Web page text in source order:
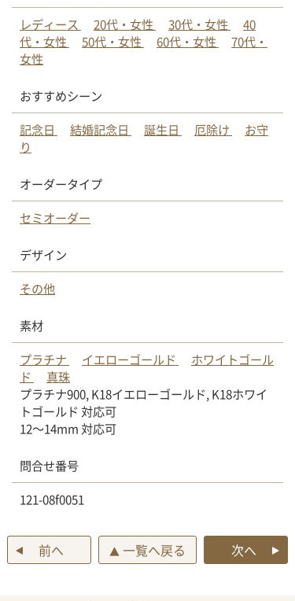
レディース
20代・女性 30代・女性
40
代・女性
50代・女性 60代・女性
70代・
女性
おすすめシーン
記念日
結婚記念日 誕生日 厄除け
お守
り
オーダータイプ
セミオーダー
デザイン
その他
素材
プラチナ
イエローゴールド
ホワイトゴール
ド
真珠
プラチナ900, K18イエローゴールド, K18ホワイ
トゴールド 対応可
12〜14mm 対応可
問合せ番号
121-08f0051
前へ ▲ 一覧へ戻る 次へ